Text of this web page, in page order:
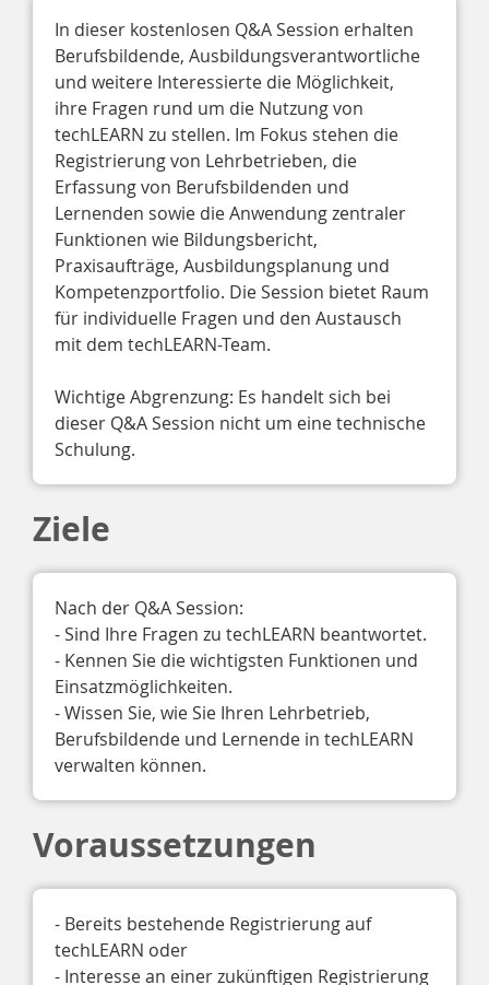
In dieser kostenlosen Q&A Session erhalten
Berufsbildende, Ausbildungsverantwortliche
und weitere Interessierte die Möglichkeit,
ihre Fragen rund um die Nutzung von
techLEARN zu stellen. Im Fokus stehen die
Registrierung von Lehrbetrieben, die
Erfassung von Berufsbildenden und
Lernenden sowie die Anwendung zentraler
Funktionen wie Bildungsbericht,
Praxisaufträge, Ausbildungsplanung und
Kompetenzportfolio. Die Session bietet Raum
für individuelle Fragen und den Austausch
mit dem techLEARN-Team.
Wichtige Abgrenzung: Es handelt sich bei
dieser Q&A Session nicht um eine technische
Schulung.
Ziele
Nach der Q&A Session:
- Sind Ihre Fragen zu techLEARN beantwortet.
- Kennen Sie die wichtigsten Funktionen und
Einsatzmöglichkeiten.
- Wissen Sie, wie Sie Ihren Lehrbetrieb,
Berufsbildende und Lernende in techLEARN
verwalten können.
Voraussetzungen
- Bereits bestehende Registrierung auf
techLEARN oder
- Interesse an einer zukünftigen Registrierung